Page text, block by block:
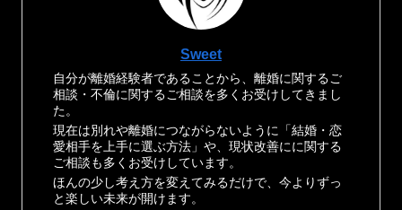
Sweet
自分が離婚経験者であることから、離婚に関するご
相談・不倫に関するご相談を多くお受けしてきまし
た。
現在は別れや離婚につながらないように「結婚・恋
愛相手を上手に選ぶ方法」や、現状改善にに関する
ご相談も多くお受けしています。
ほんの少し考え方を変えてみるだけで、今よりずっ
と楽しい未来が開けます。